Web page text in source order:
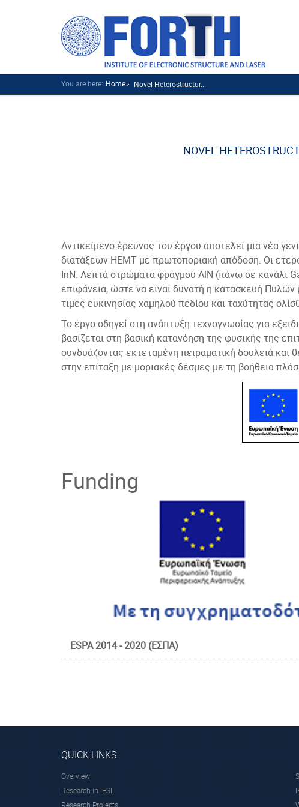
You are here: Home Novel Heterostructur...
NOVEL
Αντικείμενο έρευνας του έργου αποτελεί μια νέα
διατάξεων HEMT με πρωτοποριακή απόδοση. Οι
InN. Λεπτά στρώματα φραγμού AlN (πάνω σε κανάλι
επιφάνεια, ώστε να είναι δυνατή η κατασκευή Πυλών
τιμές ευκινησίας χαμηλού πεδίου και ταχύτητας
Το έργο οδηγεί στη ανάπτυξη τεχνογνωσίας για
βασίζεται στη βασική κατανόηση της φυσικής της
συνδυάζοντας εκτεταμένη πειραματική δουλειά
στην επίταξη με μοριακές δέσμες με τη βοήθεια
βασίζεται στη βασική κατανόηση της φυσικής της
συνδυάζοντας εκτεταμένη πειραματική δουλειά και
στην επίταξη με μοριακές δέσμες με τη βοήθεια
Principal Investigator
Affiliated Faculty Member
Scientific Staff
Funding
ESPA 2014 - 2020 (ΕΣΠΑ)
QUICK LINKS
Overview
Research in IESL
Research Projects